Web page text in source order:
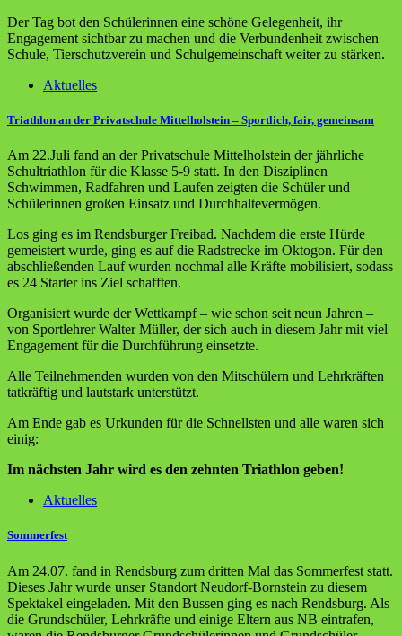
Der Tag bot den Schülerinnen eine schöne Gelegenheit, ihr
Engagement sichtbar zu machen und die Verbundenheit zwischen
Schule, Tierschutzverein und Schulgemeinschaft weiter zu stärken.
Aktuelles
Triathlon an der Privatschule Mittelholstein – Sportlich, fair, gemeinsam
Am 22.Juli fand an der Privatschule Mittelholstein der jährliche
Schultriathlon für die Klasse 5-9 statt. In den Disziplinen
Schwimmen, Radfahren und Laufen zeigten die Schüler und
Schülerinnen großen Einsatz und Durchhaltevermögen.
Los ging es im Rendsburger Freibad. Nachdem die erste Hürde
gemeistert wurde, ging es auf die Radstrecke im Oktogon. Für den
abschließenden Lauf wurden nochmal alle Kräfte mobilisiert, sodass
es 24 Starter ins Ziel schafften.
Organisiert wurde der Wettkampf – wie schon seit neun Jahren –
von Sportlehrer Walter Müller, der sich auch in diesem Jahr mit viel
Engagement für die Durchführung einsetzte.
Alle Teilnehmenden wurden von den Mitschülern und Lehrkräften
tatkräftig und lautstark unterstützt.
Am Ende gab es Urkunden für die Schnellsten und alle waren sich
einig:
Im nächsten Jahr wird es den zehnten Triathlon geben!
Aktuelles
Sommerfest
Am 24.07. fand in Rendsburg zum dritten Mal das Sommerfest statt.
Dieses Jahr wurde unser Standort Neudorf-Bornstein zu diesem
Spektakel eingeladen. Mit den Bussen ging es nach Rendsburg. Als
die Grundschüler, Lehrkräfte und einige Eltern aus NB eintrafen,